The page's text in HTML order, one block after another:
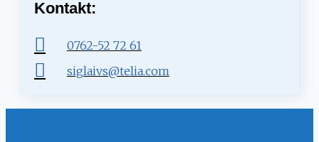
Kontakt:
0762-52 72 61
siglaivs@telia.com